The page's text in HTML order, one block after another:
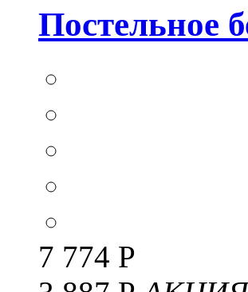
Постельное
7 774 Р